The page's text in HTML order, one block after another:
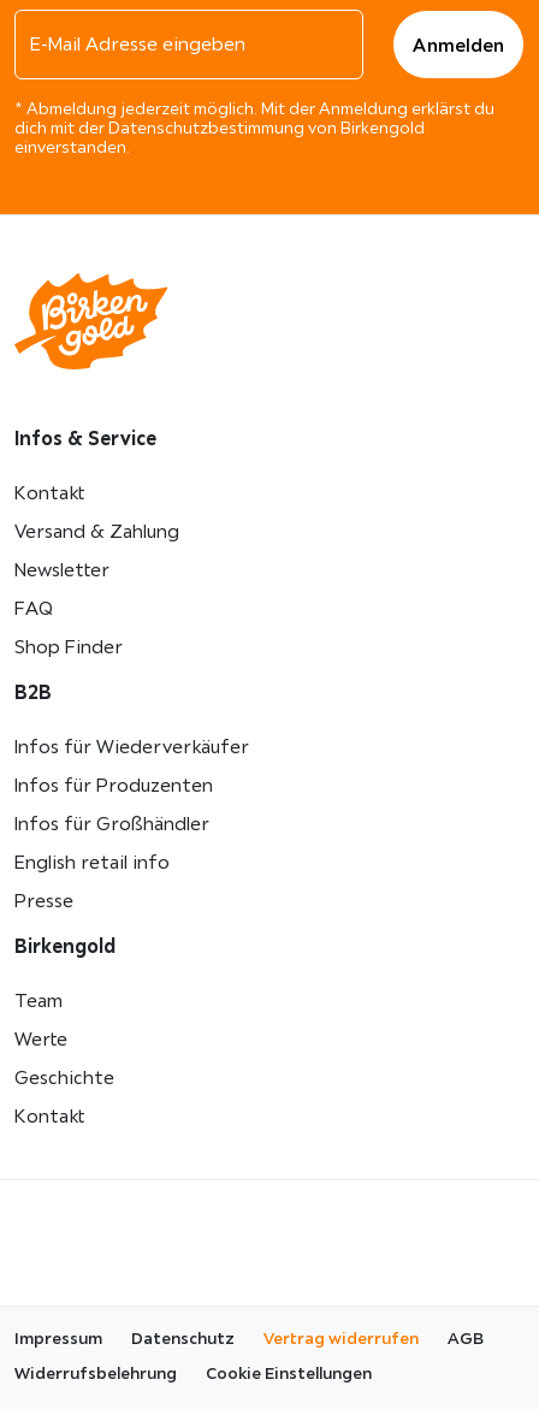
* Abmeldung jederzeit möglich. Mit der Anmeldung erklärst du
dich mit der Datenschutzbestimmung von Birkengold
einverstanden.
Infos & Service
Kontakt
Versand & Zahlung
Newsletter
FAQ
Shop Finder
B2B
Infos für Wiederverkäufer
Infos für Produzenten
Infos für Großhändler
English retail info
Presse
Birkengold
Team
Werte
Geschichte
Kontakt
Impressum Datenschutz Vertrag widerrufen
AGB
Widerrufsbelehrung
Cookie Einstellungen